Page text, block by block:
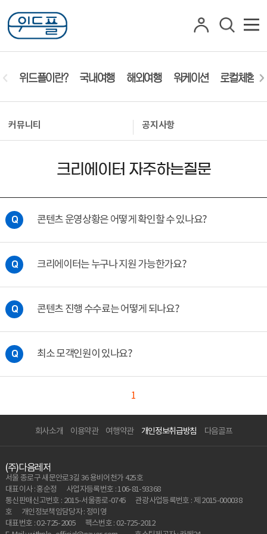
위드플이란? 국내여행 해외여행 워케이션 로컬체험
커뮤니티 공지사항
크리에이터 자주하는질문
Q 콘텐츠 운영상황은 어떻게 확인할 수 있나요?
Q 크리에이터는 누구나 지원 가능한가요?
Q 콘텐츠 진행 수수료는 어떻게 되나요?
Q 최소 모객인원이 있나요?
1
회사소개 이용약관 여행약관 개인정보취급방침 다음골프
(주)다음레저
서울 종로구 새문안로3길 36 용비어천가 425호
대표이사 : 홍순정
사업자등록번호 : 106-81-93368
통신판매신고번호 : 2015-서울종로-0745
관광사업등록번호 : 제 2015-000038
호
개인정보책임담당자 : 정미영
대표번호 : 02-725-2005
팩스번호 : 02-725-2012